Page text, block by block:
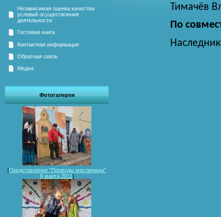
Независимая оценка качества
условий осуществления
деятельности
Гостевая книга
Контактная информация
Обратная связь
Медиа
Фотогалерея
[Представление "Проводы масленицы"
6 марта 2011]
Тимачёв
По